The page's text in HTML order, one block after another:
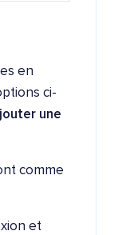
en
ci-
une
comme
et